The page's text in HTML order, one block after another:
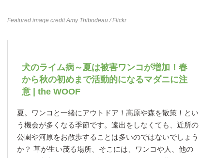
Featured image creditAmy Thibodeau/ Flickr
犬のライム病～夏は被害ワンコが増加！春
から秋の初めまで活動的になるマダニに注
意 | the WOOF
夏。ワンコと一緒にアウトドア！高原や森を散策！とい
う機会が多くなる季節です。遠出をしなくても、近所の
公園や河原をお散歩することは多いのではないでしょう
か？ 草が生い茂る場所、そこには、ワンコや人、他の